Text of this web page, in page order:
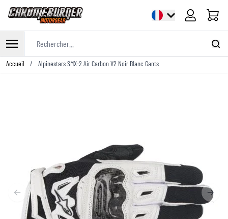
Panier
Allez au contenu
Accueil / Alpinestars SMX-2 Air Carbon V2 Noir Blanc Gants